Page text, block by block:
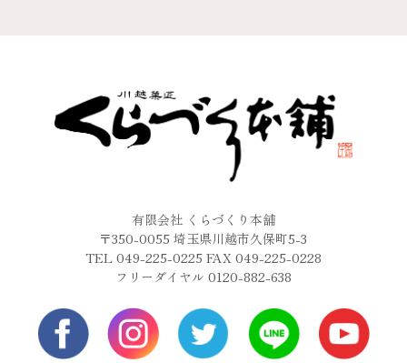
有限会社 くらづくり本舗
〒350-0055 埼玉県川越市久保町5-3
TEL 049-225-0225 FAX 049-225-0228
フリーダイヤル 0120-882-638